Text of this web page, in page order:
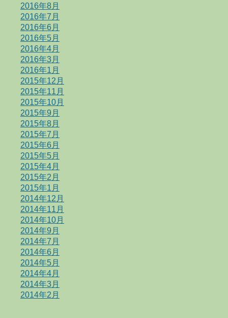
2016年8月
2016年7月
2016年6月
2016年5月
2016年4月
2016年3月
2016年1月
2015年12月
2015年11月
2015年10月
2015年9月
2015年8月
2015年7月
2015年6月
2015年5月
2015年4月
2015年2月
2015年1月
2014年12月
2014年11月
2014年10月
2014年9月
2014年7月
2014年6月
2014年5月
2014年4月
2014年3月
2014年2月